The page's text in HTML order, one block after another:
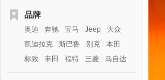
品牌
奥迪 奔驰 宝马 Jeep
大众
凯迪拉克
斯巴鲁 别克
本田
标致
丰田 福特 三菱 马自达